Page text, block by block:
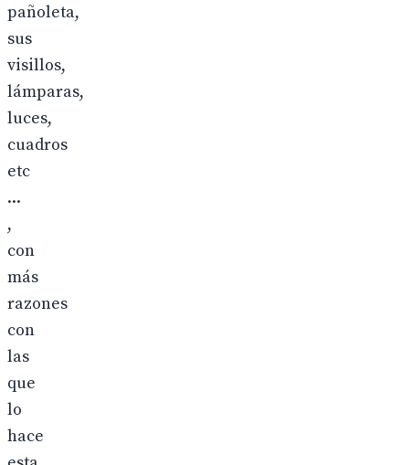
pañoleta,
sus
visillos,
lámparas,
luces,
cuadros
etc
...
,
con
más
razones
con
las
que
lo
hace